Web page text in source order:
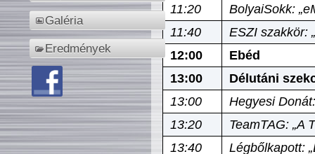
Galéria
Eredmények
11:20
BolyaiSokk:
11:40
ESZI szakkör:
12:00
Ebéd
13:00
Délutáni
13:00
Hegyesi
13:20
TeamTAG: „A
13:40
Légbőlkapott: